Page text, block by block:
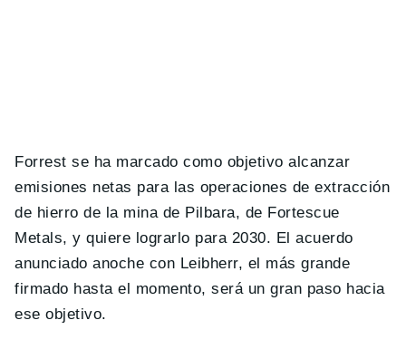
Forrest se ha marcado como objetivo alcanzar
emisiones netas para las operaciones de extracción
de hierro de la mina de Pilbara, de Fortescue
Metals, y quiere lograrlo para 2030. El acuerdo
anunciado anoche con Leibherr, el más grande
firmado hasta el momento, será un gran paso hacia
ese objetivo.